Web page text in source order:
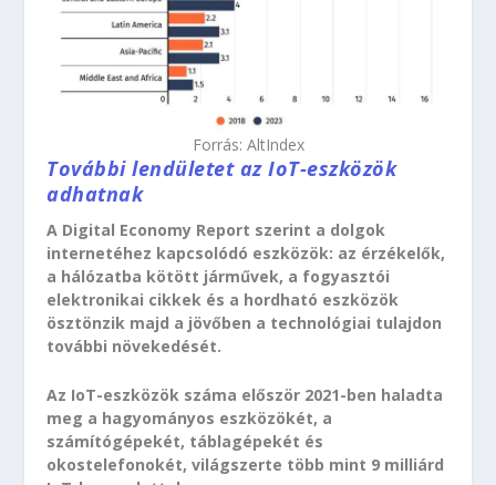
Forrás: AltIndex
További lendületet az IoT-eszközök
adhatnak
A Digital Economy Report szerint a dolgok
internetéhez kapcsolódó eszközök: az érzékelők,
a hálózatba kötött járművek, a fogyasztói
elektronikai cikkek és a hordható eszközök
ösztönzik majd a jövőben a technológiai tulajdon
további növekedését.
Az IoT-eszközök száma először 2021-ben haladta
meg a hagyományos eszközökét, a
számítógépekét, táblagépekét és
okostelefonokét, világszerte több mint 9 milliárd